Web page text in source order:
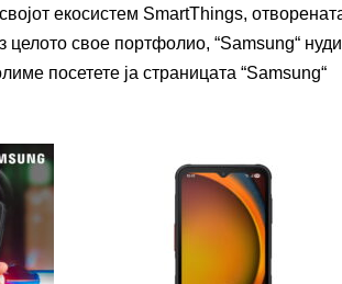
екосистем SmartThings,
целото свое портфолио, “Samsung“ нуди
посетете ја страницата “Samsung“